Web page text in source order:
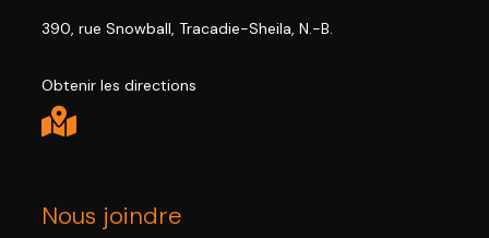
390, rue Snowball, Tracadie-Sheila, N.-B.
Obtenir les directions
Nous joindre